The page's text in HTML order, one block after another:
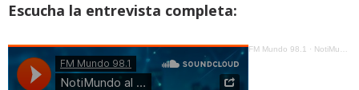
Escucha la entrevista completa:
FM Mundo 98.1 · NotiMundo al Día - Andrés Campaña - Mantenimiento Metro de Quito